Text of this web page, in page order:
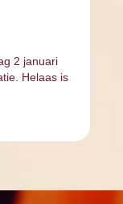
2 januari
Helaas is